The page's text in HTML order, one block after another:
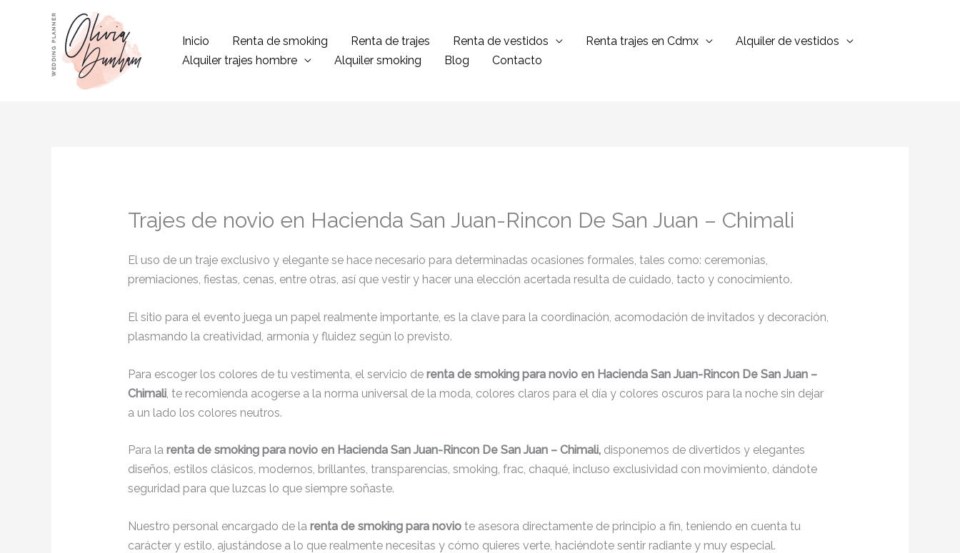
contenido
Inicio Renta de smoking Renta de trajes Renta de vestidos Renta trajes en Cdmx
Alquiler de vestidos
Alquiler trajes hombre
Alquiler smoking Blog Contacto
Trajes de novio en Hacienda San Juan-Rincon De San Juan – Chimali
El uso de un traje exclusivo y elegante se hace necesario para determinadas ocasiones formales, tales como: ceremonias,
premiaciones, fiestas, cenas, entre otras, así que vestir y hacer una elección acertada resulta de cuidado, tacto y conocimiento.
El sitio para el evento juega un papel realmente importante, es la clave para la coordinación, acomodación de invitados y decoración,
plasmando la creatividad, armonía y fluidez según lo previsto.
Para escoger los colores de tu vestimenta, el servicio de renta de smoking para novio en Hacienda San Juan-Rincon De San Juan –
Chimali, te recomienda acogerse a la norma universal de la moda, colores claros para el día y colores oscuros para la noche sin dejar
a un lado los colores neutros.
Para la renta de smoking para novio en Hacienda San Juan-Rincon De San Juan – Chimali, disponemos de divertidos y elegantes
diseños, estilos clásicos, modernos, brillantes, transparencias, smoking, frac, chaqué, incluso exclusividad con movimiento, dándote
seguridad para que luzcas lo que siempre soñaste.
Nuestro personal encargado de la renta de smoking para noviote asesora directamente de principio a fin, teniendo en cuenta tu
carácter y estilo, ajustándose a lo que realmente necesitas y cómo quieres verte, haciéndote sentir radiante y muy especial.